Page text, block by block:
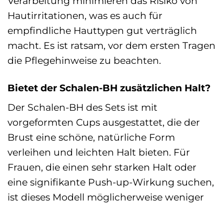
Hautirritationen, was es auch für
empfindliche Hauttypen gut verträglich
macht. Es ist ratsam, vor dem ersten Tragen
die Pflegehinweise zu beachten.
Bietet der Schalen-BH zusätzlichen Halt?
Der Schalen-BH des Sets ist mit
vorgeformten Cups ausgestattet, die der
Brust eine schöne, natürliche Form
verleihen und leichten Halt bieten. Für
Frauen, die einen sehr starken Halt oder
eine signifikante Push-up-Wirkung suchen,
ist dieses Modell möglicherweise weniger